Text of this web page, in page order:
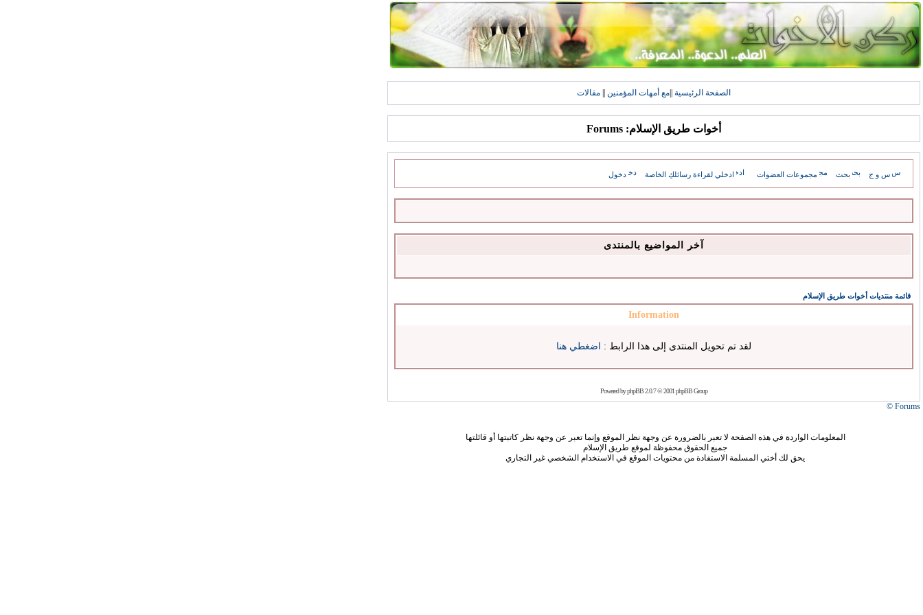
الصفحة الرئيسية مع أمهات المؤمنين مقالات
أخوات طريق الإسلام: Forums
س و ج بحث مجموعات العضوات ادخلي لقراءة رسائلكِ الخاصة دخول
آخر المواضيع بالمنتدى
قائمة منتديات أخوات طريق الإسلام
Information
لقد تم تحويل المنتدى إلى هذا الرابط : اضغطي هنا
Powered byphpBB2.0.7 © 2001 phpBB Group
Forums ©
المعلومات الواردة في هذه الصفحة لا تعبر بالضرورة عن وجهة نظر الموقع وإنما تعبر عن وجهة نظر كاتبتها أو قائلتها
جميع الحقوق محفوظة لموقع طريق الإسلام
يحق لك أختي المسلمة الاستفادة من محتويات الموقع في الاستخدام الشخصي غير التجاري